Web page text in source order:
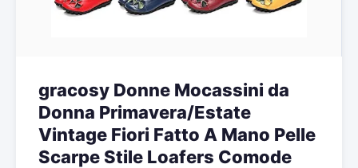
gracosy Donne Mocassini da
Donna Primavera/Estate
Vintage Fiori Fatto A Mano Pelle
Scarpe Stile Loafers Comode